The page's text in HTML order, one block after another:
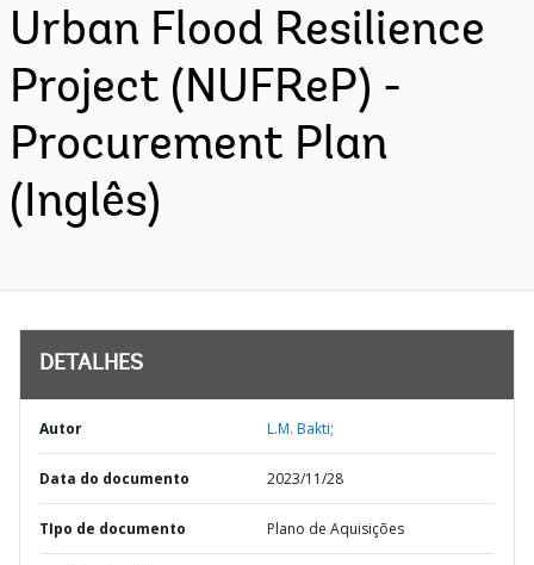
Urban Flood Resilience
Project (NUFReP) -
Procurement Plan
(Inglês)
DETALHES
Autor L.M. Bakti;
Data do documento 2023/11/28
TIpo de documento Plano de Aquisições